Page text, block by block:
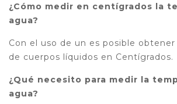
¿Cómo medir en centígrados la
agua?
Con el uso de un es posible
de cuerpos líquidos en Centígrados.
¿Qué necesito para medir la
agua?